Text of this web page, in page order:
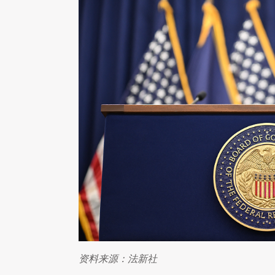
资料来源：法新社